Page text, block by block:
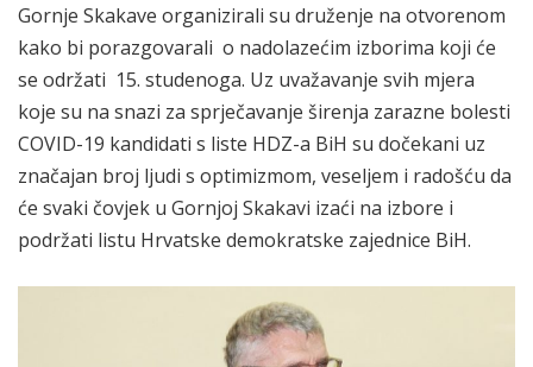
Gornje Skakave organizirali su druženje na otvorenom
kako bi porazgovarali o nadolazećim izborima koji će
se održati 15. studenoga. Uz uvažavanje svih mjera
koje su na snazi za sprječavanje širenja zarazne bolesti
COVID-19 kandidati s liste HDZ-a BiH su dočekani uz
značajan broj ljudi s optimizmom, veseljem i radošću da
će svaki čovjek u Gornjoj Skakavi izaći na izbore i
podržati listu Hrvatske demokratske zajednice BiH.